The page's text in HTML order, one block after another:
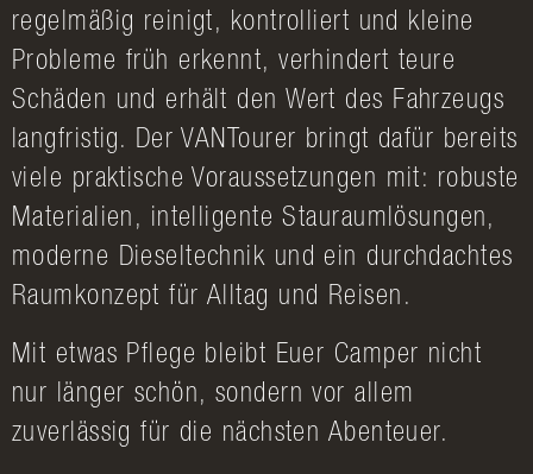
regelmäßig reinigt, kontrolliert und kleine
Probleme früh erkennt, verhindert teure
Schäden und erhält den Wert des Fahrzeugs
langfristig. Der VANTourer bringt dafür bereits
viele praktische Voraussetzungen mit: robuste
Materialien, intelligente Stauraumlösungen,
moderne Dieseltechnik und ein durchdachtes
Raumkonzept für Alltag und Reisen.
Mit etwas Pflege bleibt Euer Camper nicht
nur länger schön, sondern vor allem
zuverlässig für die nächsten Abenteuer.